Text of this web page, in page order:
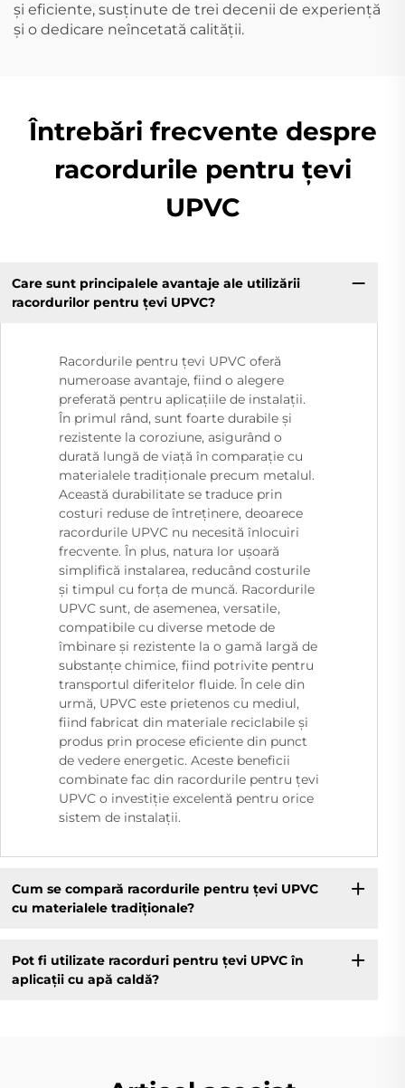
și eficiente, susținute de trei decenii de experiență
și o dedicare neîncetată calității.
Întrebări frecvente despre
racordurile pentru țevi
UPVC
Care sunt principalele avantaje ale utilizării
racordurilor pentru țevi UPVC?
Racordurile pentru țevi UPVC oferă
numeroase avantaje, fiind o alegere
preferată pentru aplicațiile de instalații.
În primul rând, sunt foarte durabile și
rezistente la coroziune, asigurând o
durată lungă de viață în comparație cu
materialele tradiționale precum metalul.
Această durabilitate se traduce prin
costuri reduse de întreținere, deoarece
racordurile UPVC nu necesită înlocuiri
frecvente. În plus, natura lor ușoară
simplifică instalarea, reducând costurile
și timpul cu forța de muncă. Racordurile
UPVC sunt, de asemenea, versatilе,
compatibile cu diverse metode de
îmbinare și rezistente la o gamă largă de
substanțe chimice, fiind potrivite pentru
transportul diferitelor fluide. În cele din
urmă, UPVC este prietenos cu mediul,
fiind fabricat din materiale reciclabile și
produs prin procese eficiente din punct
de vedere energetic. Aceste beneficii
combinate fac din racordurile pentru țevi
UPVC o investiție excelentă pentru orice
sistem de instalații.
Cum se compară racordurile pentru țevi UPVC
cu materialele tradiționale?
Pot fi utilizate racorduri pentru țevi UPVC în
aplicații cu apă caldă?